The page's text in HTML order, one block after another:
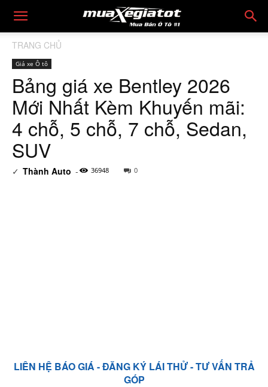
TRANG CHỦ
Giá xe Ô tô
Bảng giá xe Bentley 2026
Mới Nhất Kèm Khuyến mãi:
4 chỗ, 5 chỗ, 7 chỗ, Sedan,
SUV
✓ Thành Auto - 36948 0
LIÊN HỆ BÁO GIÁ - ĐĂNG KÝ LÁI THỬ - TƯ VẤN TRẢ
GÓP